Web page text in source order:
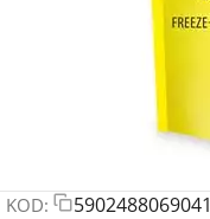
KOD: 5902488069041